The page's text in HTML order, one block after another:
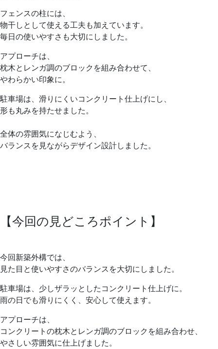
フェンスの柱には、
物干しとして使える工夫も加えています。
毎日の使いやすさも大切にしました。
アプローチは、
枕木とレンガ調のブロックを組み合わせて、
やわらかい印象に。
駐車場は、滑りにくいコンクリート仕上げにし、
形も丸みを持たせました。
全体の雰囲気になじむよう、
バランスを見ながらデザイン設計しました。
【今回の見どころポイント】
今回新築外構では、
見た目と使いやすさのバランスを大切にしました。
駐車場は、少しザラッとしたコンクリート仕上げに。
雨の日でも滑りにくく、安心して使えます。
アプローチは、
コンクリートの枕木とレンガ調のブロックを組み合わせ、
やさしい雰囲気に仕上げました。